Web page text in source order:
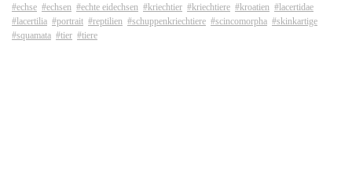
#echse #echsen #echte eidechsen #kriechtier #kriechtiere #kroatien #lacertidae
#lacertilia #portrait #reptilien #schuppenkriechtiere #scincomorpha #skinkartige
#squamata #tier #tiere